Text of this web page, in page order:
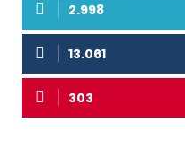
2.998
13.061
303